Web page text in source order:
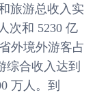
旅游总收入实
次和 5230 亿
外境外游客占
综合收入达到
万人。到